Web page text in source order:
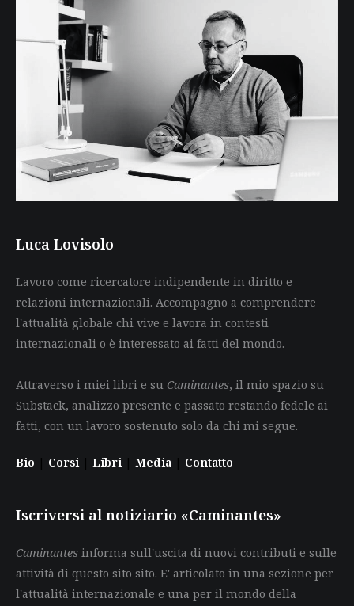
Luca Lovisolo
Lavoro come ricercatore indipendente in diritto e
relazioni internazionali. Accompagno a comprendere
l'attualità globale chi vive e lavora in contesti
internazionali o è interessato ai fatti del mondo.
Attraverso i miei libri e su Caminantes, il mio spazio su
Substack, analizzo presente e passato restando fedele ai
fatti, con un lavoro sostenuto solo da chi mi segue.
Bio | Corsi | Libri | Media | Contatto
Iscriversi al notiziario «Caminantes»
Caminantes informa sull'uscita di nuovi contributi e sulle
attività di questo sito sito. E' articolato in una sezione per
l'attualità internazionale e una per il mondo della